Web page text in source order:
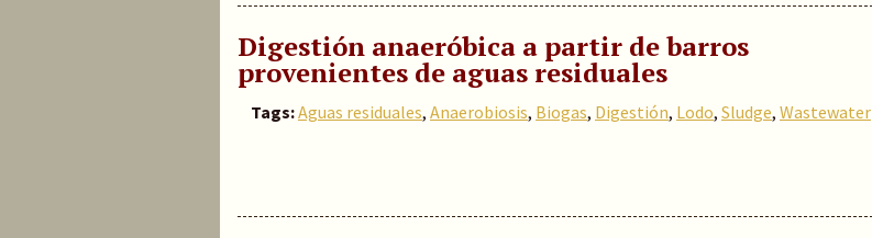
Digestión anaeróbica a partir de barros
provenientes de aguas residuales
Tags:Aguas residuales, Anaerobiosis, Biogas, Digestión, Lodo, Sludge, Wastewater